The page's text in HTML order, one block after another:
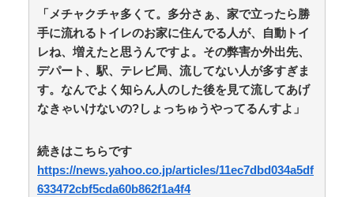
既存作品の2期やったら良いよね？ / 5chまとめMAP(総
合) NEW! (8/8 15:49)
【緊急】ハロプロ新作FSK、唯一全く売れないグルー
プが・・・ / 5chまとめMAP(総合)
NEW!
【日常に潜む恐怖】部屋の壁紙をめくると・・・。 /
おまとめアンテナ NEW! (8/8 15:00)
【参考動画】もう残さない！マヨネーズを“完全使い切
週刊少年ジャンプ、発行部数100万部を初めて割る / お
まとめアンテナ NEW!
予定日10日過ぎて帝王切開したら、病院のおばちゃん
に『楽でいいわねー切るだけで済んで』と言われ、野良
「メチャクチャ多くて。多分さぁ、家で立ったら勝
手に流れるトイレのお家に住んでる人が、自動トイ
レね、増えたと思うんですよ。その弊害か外出先、
デパート、駅、テレビ局、流してない人が多すぎま
す。なんでよく知らん人のした後を見て流してあげ
なきゃいけないの?しょっちゅうやってるんすよ」
続きはこちらです
https://news.yahoo.co.jp/articles/11ec7dbd034a5df
633472cbf5cda60b862f1a4f4